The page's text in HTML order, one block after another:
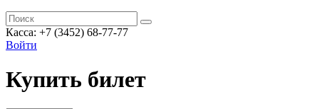
Касса: +7 (3452) 68-77-77
Войти
Купить билет